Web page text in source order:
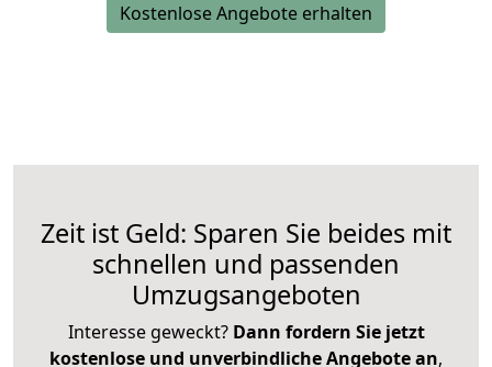
Kostenlose Angebote erhalten
Zeit ist Geld: Sparen Sie beides mit
schnellen und passenden
Umzugsangeboten
Interesse geweckt? Dann fordern Sie jetzt
kostenlose und unverbindliche Angebote an,